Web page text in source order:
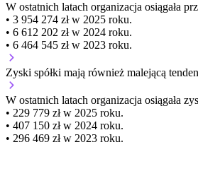
W ostatnich latach organizacja osiągała
• 3 954 274 zł w 2025 roku.
• 6 612 202 zł w 2024 roku.
• 6 464 545 zł w 2023 roku.
Zyski spółki mają również malejącą
W ostatnich latach organizacja osiągała
• 229 779 zł w 2025 roku.
• 407 150 zł w 2024 roku.
• 296 469 zł w 2023 roku.